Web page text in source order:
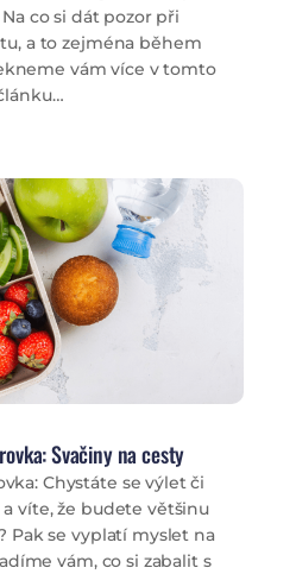
co si dát pozor při
a to zejména během
vám více v tomto
Svačiny na cesty
Chystáte se výlet či
víte, že budete většinu
Pak se vyplatí myslet na
vám, co si zabalit s